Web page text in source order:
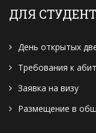
ДЛЯ
День открытых
Требования к
Заявка на визу
Размещение в